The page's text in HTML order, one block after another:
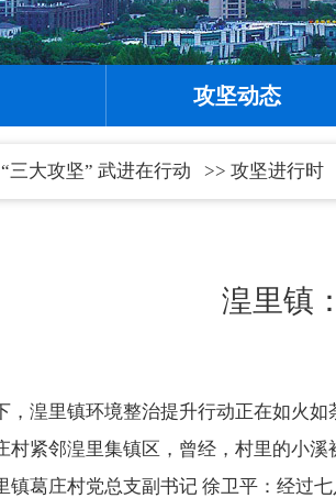
攻坚动态
“三大攻坚” 武进在行动 >> 攻坚进行时
湟里镇
，湟里镇环境整治提升行动正在如火
村紧邻湟里集镇区，曾经，村里的小
镇葛庄村党总支副书记 徐卫平：经过